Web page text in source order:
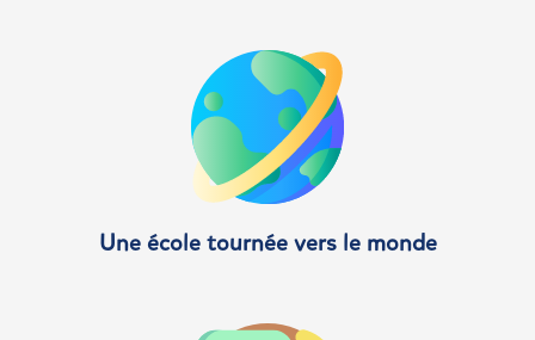
Une école tournée vers le monde